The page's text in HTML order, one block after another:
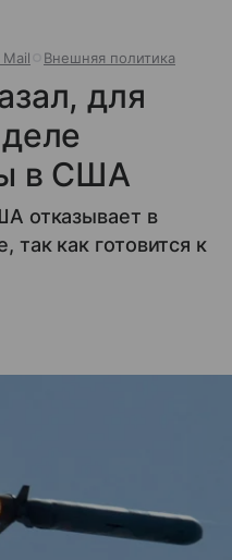
Внешняя политика
для
в США
отказывает в
так как готовится к